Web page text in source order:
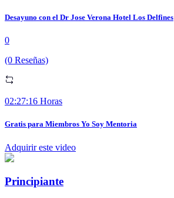
Desayuno con el Dr Jose Verona Hotel Los Delfines
0
(0 Reseñas)
02:27:16 Horas
Gratis para Miembros Yo Soy Mentoria
Adquirir este video
Principiante